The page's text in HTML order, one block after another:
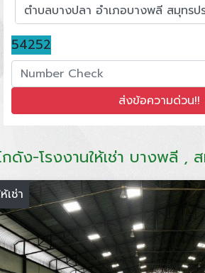
54252
กดัง-โรงงานให้เช่า บางพลี ,
เช่า